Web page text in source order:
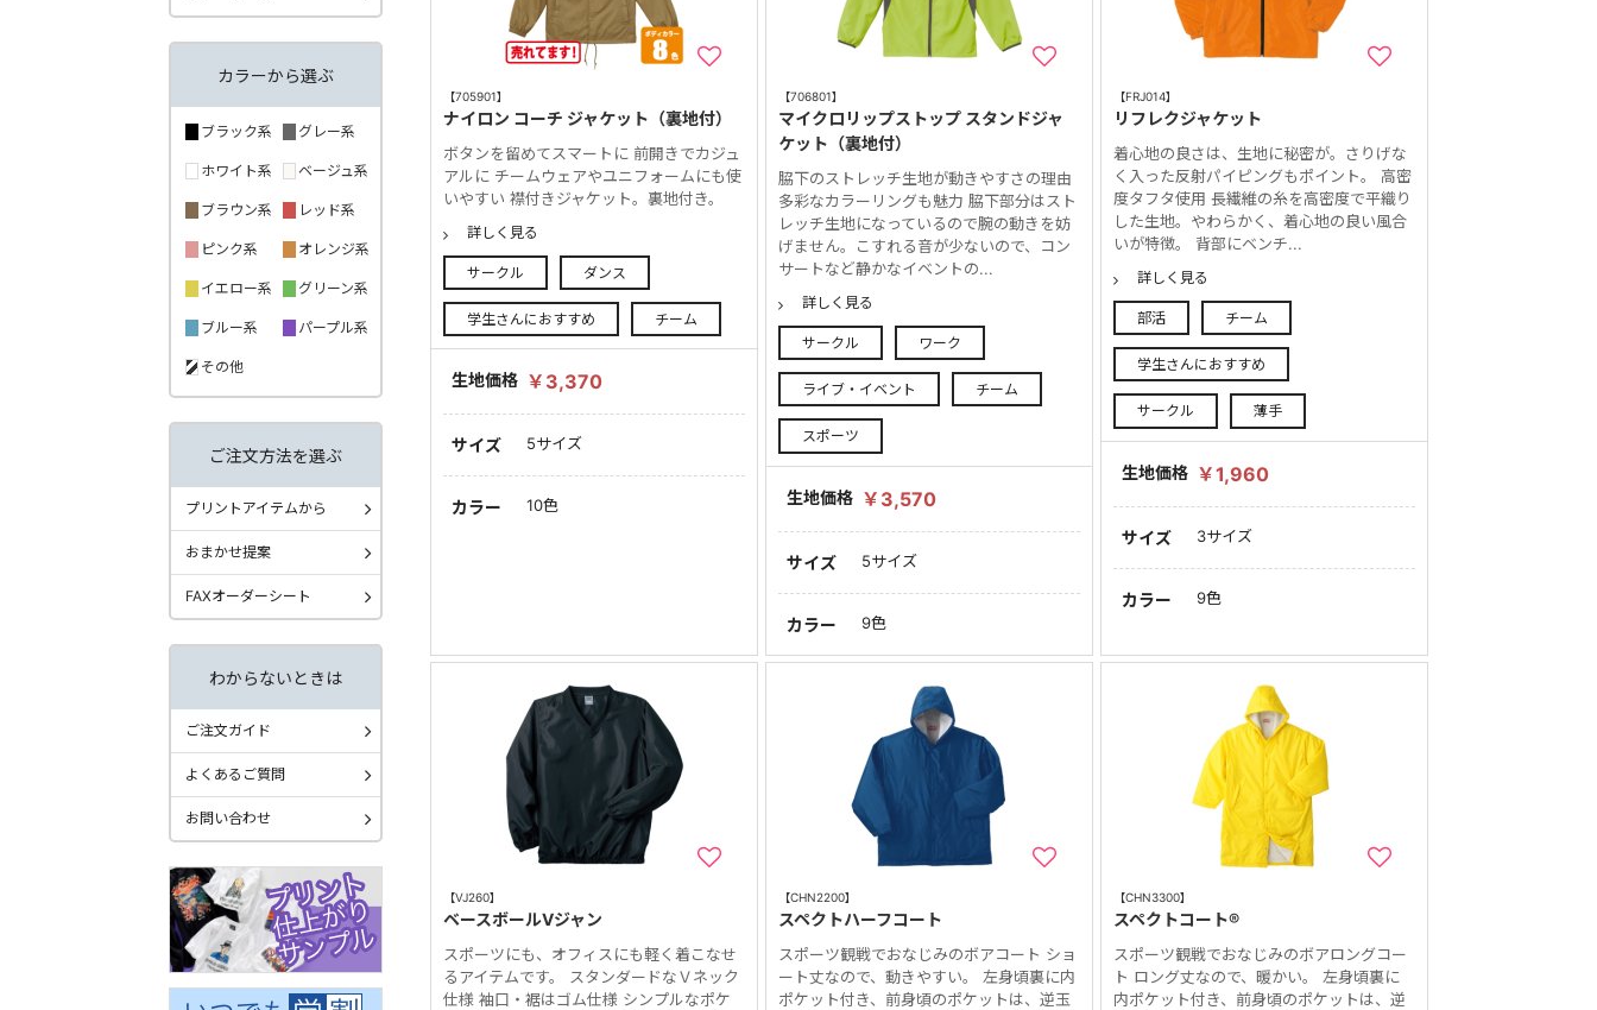
【705901】
ナイロン コーチ ジャケット（裏地付）
ボタンを留めてスマートに 前開きでカジュ
アルに チームウェアやユニフォームにも使
いやすい 襟付きジャケット。裏地付き。
詳しく見る
サークル ダンス
学生さんにおすすめ チーム
生地価格 ￥3,370
サイズ 5サイズ
カラー 10色
【706801】
マイクロリップストップ スタンドジャ
ケット（裏地付）
脇下のストレッチ生地が動きやすさの理由
多彩なカラーリングも魅力 脇下部分はスト
レッチ生地になっているので腕の動きを妨
げません。こすれる音が少ないので、コン
サートなど静かなイベントの...
詳しく見る
サークル ワーク
ライブ・イベント チーム
スポーツ
生地価格 ￥3,570
サイズ 5サイズ
カラー 9色
【FRJ014】
リフレクジャケット
着心地の良さは、生地に秘密が。さりげな
く入った反射パイピングもポイント。 高密
度タフタ使用 長繊維の糸を高密度で平織り
した生地。やわらかく、着心地の良い風合
いが特徴。 背部にベンチ...
詳しく見る
部活 チーム
学生さんにおすすめ
サークル 薄手
生地価格 ￥1,960
サイズ 3サイズ
カラー 9色
【VJ260】
ベースボールVジャン
スポーツにも、オフィスにも軽く着こなせ
るアイテムです。 スタンダードなＶネック
仕様 袖口・裾はゴム仕様 シンプルなポケ
【CHN2200】
スペクトハーフコート
スポーツ観戦でおなじみのボアコート ショ
ート丈なので、動きやすい。 左身頃裏に内
ポケット付き、前身頃のポケットは、逆玉
【CHN3300】
スペクトコート®
スポーツ観戦でおなじみのボアロングコー
ト ロング丈なので、暖かい。 左身頃裏に
内ポケット付き、前身頃のポケットは、逆
カラーから選ぶ
ブラック系 グレー系
ホワイト系 ベージュ系
ブラウン系 レッド系
ピンク系 オレンジ系
イエロー系 グリーン系
ブルー系 パープル系
その他
ご注文方法を選ぶ
プリントアイテムから
おまかせ提案
FAXオーダーシート
わからないときは
ご注文ガイド
よくあるご質問
お問い合わせ